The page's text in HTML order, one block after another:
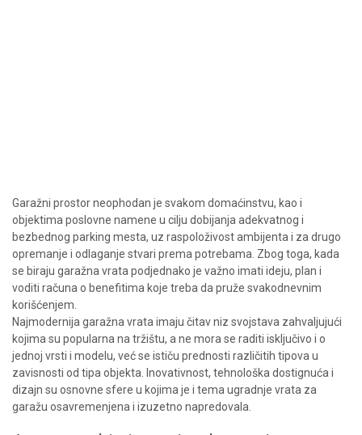
Garažni prostor neophodan je svakom domaćinstvu, kao i
objektima poslovne namene u cilju dobijanja adekvatnog i
bezbednog parking mesta, uz raspoloživost ambijenta i za drugo
opremanje i odlaganje stvari prema potrebama. Zbog toga, kada
se biraju garažna vrata podjednako je važno imati ideju, plan i
voditi računa o benefitima koje treba da pruže svakodnevnim
korišćenjem.
Najmodernija garažna vrata imaju čitav niz svojstava zahvaljujući
kojima su popularna na tržištu, a ne mora se raditi isključivo i o
jednoj vrsti i modelu, već se ističu prednosti različitih tipova u
zavisnosti od tipa objekta. Inovativnost, tehnološka dostignuća i
dizajn su osnovne sfere u kojima je i tema ugradnje vrata za
garažu osavremenjena i izuzetno napredovala.